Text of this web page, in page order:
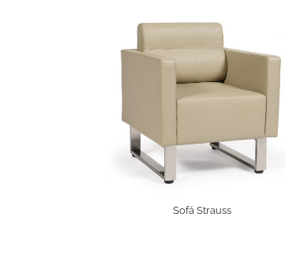
Sofá Strauss